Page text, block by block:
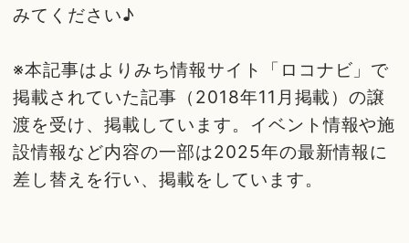
みてください♪
※本記事はよりみち情報サイト「ロコナビ」で
掲載されていた記事（2018年11月掲載）の譲
渡を受け、掲載しています。イベント情報や施
設情報など内容の一部は2025年の最新情報に
差し替えを行い、掲載をしています。